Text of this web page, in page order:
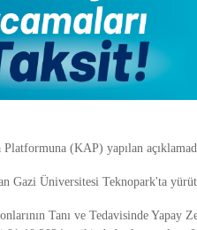
Platformuna (KAP) yapılan
Gazi Üniversitesi Teknopark'ta
Tanı ve Tedavisinde Yapay